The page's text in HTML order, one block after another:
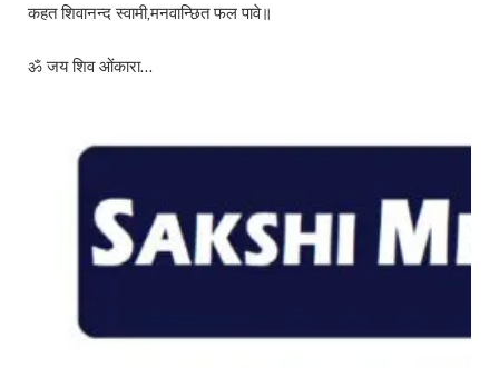
कहत शिवानन्द स्वामी,मनवान्छित फल पावे॥
ॐ जय शिव ओंकारा…